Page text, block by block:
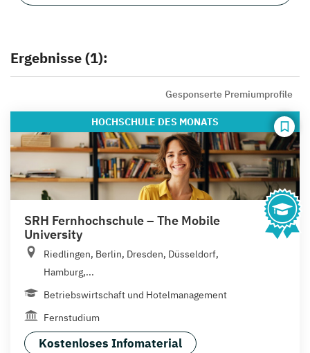
Ergebnisse (1):
Gesponserte Premiumprofile
HOCHSCHULE DES MONATS
SRH Fernhochschule – The Mobile
University
Riedlingen, Berlin, Dresden, Düsseldorf,
Hamburg,...
Betriebswirtschaft und Hotelmanagement
Fernstudium
Kostenloses Infomaterial